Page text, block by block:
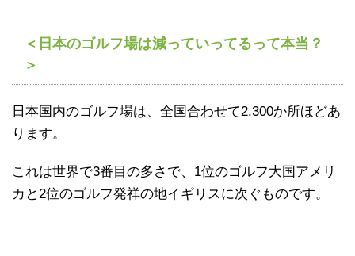
＜日本のゴルフ場は減っていってるって本当？
＞
日本国内のゴルフ場は、全国合わせて2,300か所ほどあ
ります。
これは世界で3番目の多さで、1位のゴルフ大国アメリ
カと2位のゴルフ発祥の地イギリスに次ぐものです。